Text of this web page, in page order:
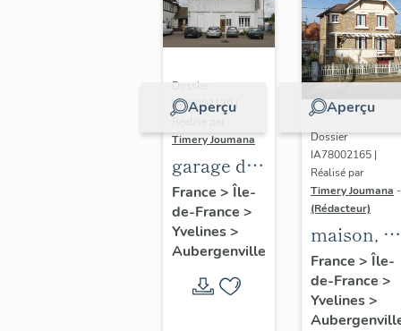
Aperçu
Dossier
IA78002139 |
Timery Joumana
garage de
réparation
automobile
Saint-
Christophe
France > Île-
de-France >
Yvelines>
Aubergenville
Aperçu
Dossier
IA78002165 |
Réalisé par
Timery Joumana -
(Rédacteur)
maison, 1
avenue
Albert 1er
France > Île-
de-France >
Yvelines>